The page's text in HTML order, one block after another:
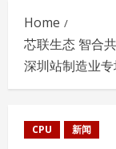
Home
芯联生态 智合
深圳站制造业
CPU 新闻